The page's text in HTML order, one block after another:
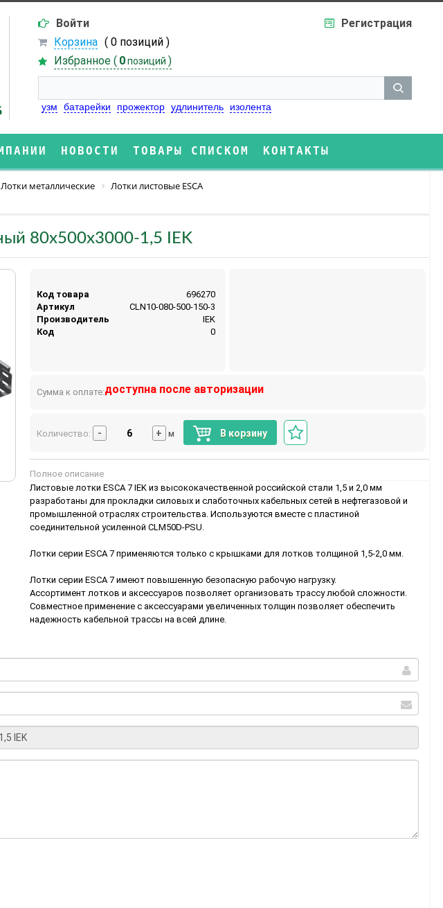
Войти
Регистрация
Корзина ( 0 позиций )
Избранное ( 0 позиций )
узм батарейки прожектор удлинитель изолента
НОВОСТИ ТОВАРЫ СПИСКОМ КОНТАКТЫ
Лотки металлические
Лотки листовые ESCA
80х500х3000-1,5 IEK
Код товара
696270
Артикул
CLN10-080-500-150-3
Производитель
IEK
Код
0
Сумма к оплате:доступна после авторизации
Количество: - + м В корзину
Полное описание
Листовые лотки ESCA 7 IEK из высококачественной российской стали 1,5 и 2,0 мм
разработаны для прокладки силовых и слаботочных кабельных сетей в нефтегазовой и
промышленной отраслях строительства. Используются вместе с пластиной
соединительной усиленной CLM50D-PSU.
Лотки серии ESCA 7 применяются только с крышками для лотков толщиной 1,5-2,0 мм.
Лотки серии ESCA 7 имеют повышенную безопасную рабочую нагрузку.
Ассортимент лотков и аксессуаров позволяет организовать трассу любой сложности.
Совместное применение с аксессуарами увеличенных толщин позволяет обеспечить
надежность кабельной трассы на всей длине.